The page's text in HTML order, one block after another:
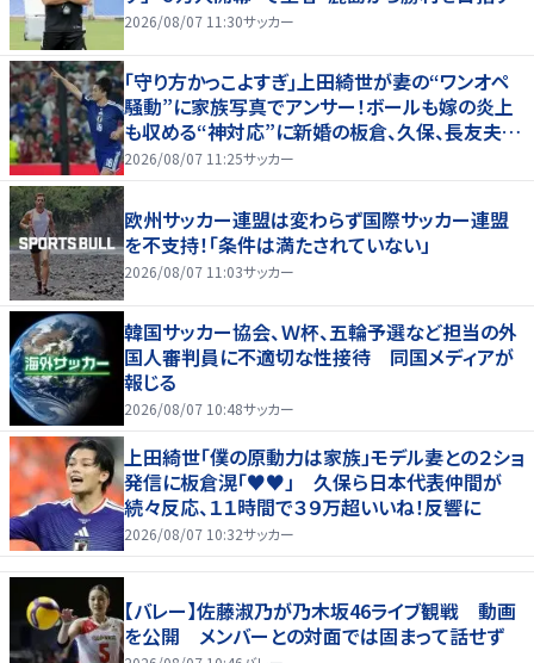
2026/08/07 11:30サッカー
｢守り方かっこよすぎ｣上田綺世が妻の“ワンオペ
騒動”に家族写真でアンサー！ボールも嫁の炎上
も収める“神対応”に新婚の板倉、久保、長友夫妻
もエール！
2026/08/07 11:25サッカー
欧州サッカー連盟は変わらず国際サッカー連盟
を不支持！「条件は満たされていない」
2026/08/07 11:03サッカー
韓国サッカー協会、Ｗ杯、五輪予選など担当の外
国人審判員に不適切な性接待 同国メディアが
報じる
2026/08/07 10:48サッカー
上田綺世「僕の原動力は家族」モデル妻との２ショ
発信に板倉滉「♥♥」 久保ら日本代表仲間が
続々反応、１１時間で３９万超いいね！反響に
2026/08/07 10:32サッカー
【バレー】佐藤淑乃が乃木坂46ライブ観戦 動画
を公開 メンバーとの対面では固まって話せず